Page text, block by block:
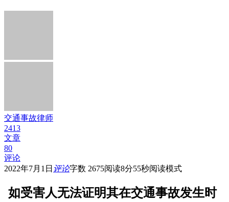
交通事故律师
2413
文章
80
评论
2022年7月1日 评论字数 2675阅读8分55秒阅读模式
如受害人无法证明其在交通事故发生时